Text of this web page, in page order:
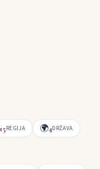
15REGIJA 🌍4DRŽAVA